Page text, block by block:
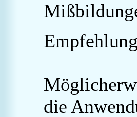
Empfehlung
die